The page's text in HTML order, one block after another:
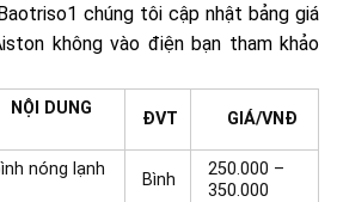
chúng tôi cập nhật bảng giá
không vào điện bạn tham khảo
ĐVT GIÁ/VNĐ
nóng lạnh
Bình
250.000 –
350.000